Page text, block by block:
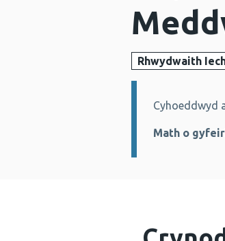
Rhwydwaith
Manylion:
Cyhoeddwyd
Math o